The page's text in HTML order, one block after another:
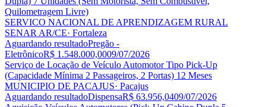
Quilometragem Livre)
SERVICO NACIONAL DE APRENDIZAGEM RURAL
SENAR AR/CE· Fortaleza
Aguardando resultadoPregão -
EletrônicoR$ 1.548.000,0009/07/2026
Serviço de Locação de Veículo Automotor Tipo Pick-Up
(Capacidade Mínima 2 Passageiros, 2 Portas) 12 Meses
MUNICIPIO DE PACAJUS· Pacajus
Aguardando resultadoDispensaR$ 63.956,0409/07/2026